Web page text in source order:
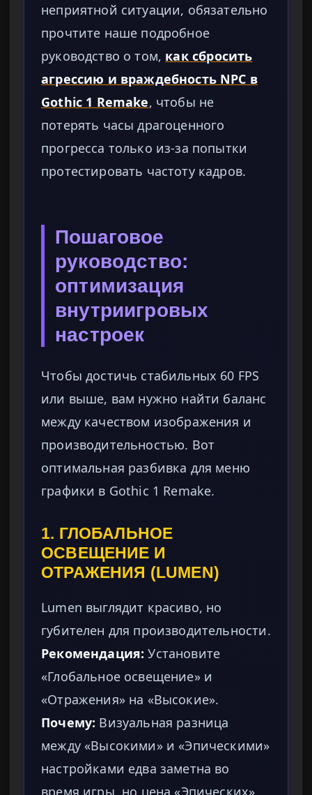
неприятной ситуации, обязательно
прочтите наше подробное
руководство о том, как сбросить
агрессию и враждебность NPC в
Gothic 1 Remake, чтобы не
потерять часы драгоценного
прогресса только из-за попытки
протестировать частоту кадров.
Пошаговое
руководство:
оптимизация
внутриигровых
настроек
Чтобы достичь стабильных 60 FPS
или выше, вам нужно найти баланс
между качеством изображения и
производительностью. Вот
оптимальная разбивка для меню
графики в Gothic 1 Remake.
1. ГЛОБАЛЬНОЕ
ОСВЕЩЕНИЕ И
ОТРАЖЕНИЯ (LUMEN)
Lumen выглядит красиво, но
губителен для производительности.
Рекомендация: Установите
«Глобальное освещение» и
«Отражения» на «Высокие».
Почему: Визуальная разница
между «Высокими» и «Эпическими»
настройками едва заметна во
время игры, но цена «Эпических»